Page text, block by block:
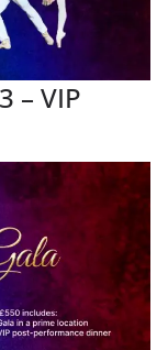
– VIP